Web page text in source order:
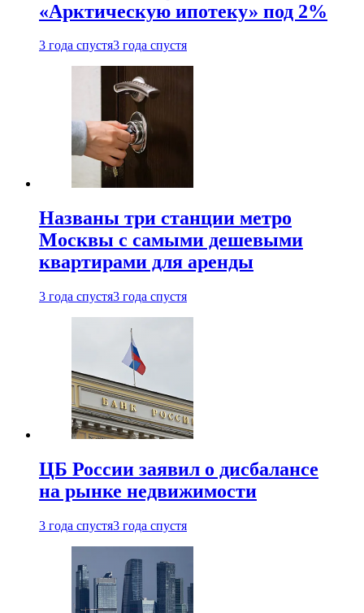
«Арктическую ипотеку» под 2%
3 года спустя3 года спустя
Названы три станции метро
Москвы с самыми дешевыми
квартирами для аренды
3 года спустя3 года спустя
ЦБ России заявил о дисбалансе
на рынке недвижимости
3 года спустя3 года спустя